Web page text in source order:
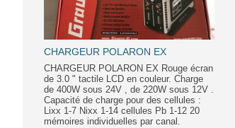
CHARGEUR POLARON EX
CHARGEUR POLARON EX Rouge écran
de 3.0 " tactile LCD en couleur. Charge
de 400W sous 24V , de 220W sous 12V .
Capacité de charge pour des cellules :
Lixx 1-7 Nixx 1-14 cellules Pb 1-12 20
mémoires individuelles par canal.